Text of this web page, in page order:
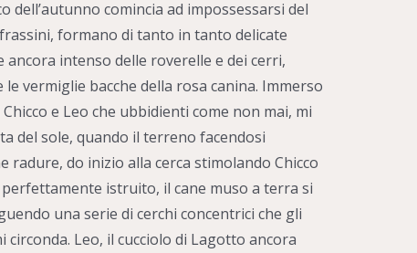
comincia ad impossessarsi del
formano di tanto in tanto delicate
intenso delle roverelle e dei cerri,
vermiglie bacche della rosa canina. Immerso
e Leo che ubbidienti come non mai, mi
del sole, quando il terreno facendosi
radure, do inizio alla cerca stimolando Chicco
perfettamente istruito, il cane muso a terra si
una serie di cerchi concentrici che gli
Leo, il cucciolo di Lagotto ancora